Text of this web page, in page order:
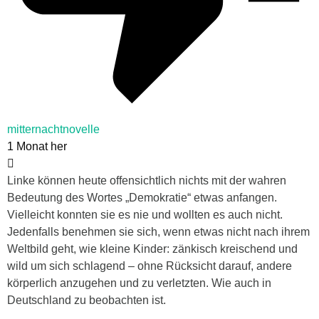
mitternachtnovelle
1 Monat her
Linke können heute offensichtlich nichts mit der wahren
Bedeutung des Wortes „Demokratie“ etwas anfangen.
Vielleicht konnten sie es nie und wollten es auch nicht.
Jedenfalls benehmen sie sich, wenn etwas nicht nach ihrem
Weltbild geht, wie kleine Kinder: zänkisch kreischend und
wild um sich schlagend – ohne Rücksicht darauf, andere
körperlich anzugehen und zu verletzten. Wie auch in
Deutschland zu beobachten ist.